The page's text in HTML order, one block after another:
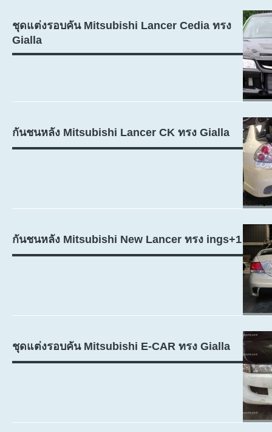
ชุดแต่งรอบคัน Mitsubishi Lancer Cedia ทรง
Gialla
กันชนหลัง Mitsubishi Lancer CK ทรง Gialla
กันชนหลัง Mitsubishi New Lancer ทรง ings+1
ชุดแต่งรอบคัน Mitsubishi E-CAR ทรง Gialla